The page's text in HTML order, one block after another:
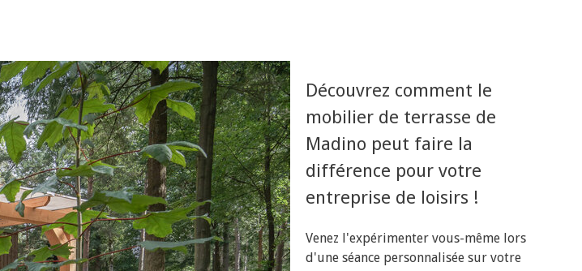
Découvrez comment le
mobilier de terrasse de
Madino peut faire la
différence pour votre
entreprise de loisirs !
Venez l'expérimenter vous-même lors
d'une séance personnalisée sur votre